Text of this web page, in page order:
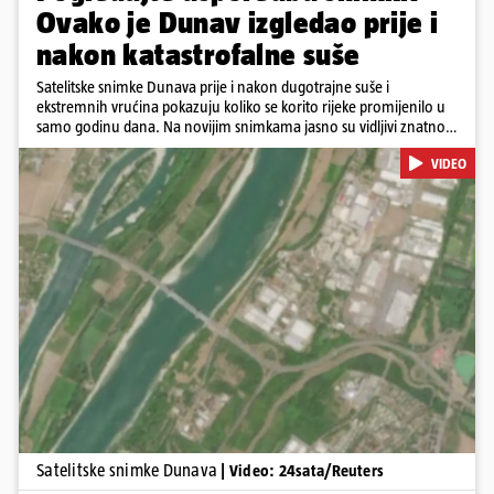
Ovako je Dunav izgledao prije i
nakon katastrofalne suše
Satelitske snimke Dunava prije i nakon dugotrajne suše i
ekstremnih vrućina pokazuju koliko se korito rijeke promijenilo u
samo godinu dana. Na novijim snimkama jasno su vidljivi znatno
veći pješčani sprudovi i sužene vodene površine, što svjedoči o
povijesno niskim vodostajima. Promjene su zabilježene duž cijelog
toka, od Njemačke i Austrije, preko Slovačke, Hrvatske i Srbije, do
Rumunjske i Bugarske. Snimke je tijekom ljeta 2025. i 2026.
zabilježio satelit Sentinel-2 u sklopu programa Europske unije
Copernicus.
Pokretanje videa...
VIDEO
Satelitske snimke Dunava | Video: 24sata/Reuters